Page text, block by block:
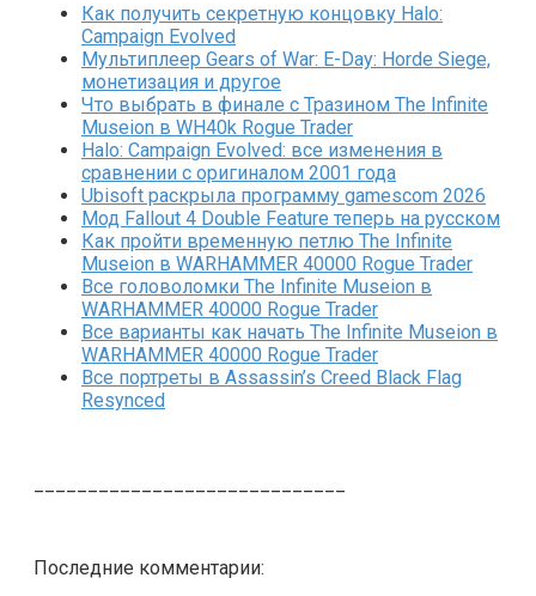
Как получить секретную концовку Halo:
Campaign Evolved
Мультиплеер Gears of War: E-Day: Horde Siege,
монетизация и другое
Что выбрать в финале с Тразином The Infinite
Museion в WH40k Rogue Trader
Halo: Campaign Evolved: все изменения в
сравнении с оригиналом 2001 года
Ubisoft раскрыла программу gamescom 2026
Мод Fallout 4 Double Feature теперь на русском
Как пройти временную петлю The Infinite
Museion в WARHAMMER 40000 Rogue Trader
Все головоломки The Infinite Museion в
WARHAMMER 40000 Rogue Trader
Все варианты как начать The Infinite Museion в
WARHAMMER 40000 Rogue Trader
Все портреты в Assassin’s Creed Black Flag
Resynced
Последние комментарии: